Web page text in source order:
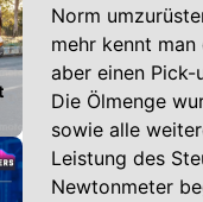
Norm
mehr kennt
aber einen
Die Ölmenge
sowie alle
Leistung des
Newtonmeter